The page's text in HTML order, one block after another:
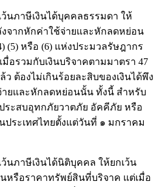
ว้นภาษีเงินได้บุคคลธรรมดา ให้
งจากหักค่าใช้จ่ายและหักลดหย่อน
(5) หรือ (6) แห่งประมวลรัษฎากร
มื่อรวมกับเงินบริจาคตามมาตรา 47
ต้องไม่เกินร้อยละสิบของเงินได้พึง
ยและหักลดหย่อนนั้น ทั้งนี้ สำหรับ
ระสบอุทกภัยวาตภัย อัคคีภัย หรือ
ระเทศไทยตั้งแต่วันที่ ๑ มกราคม
ว้นภาษีเงินได้นิติบุคคล ให้ยกเว้น
นหรือราคาทรัพย์สินที่บริจาค แต่เมื่อ